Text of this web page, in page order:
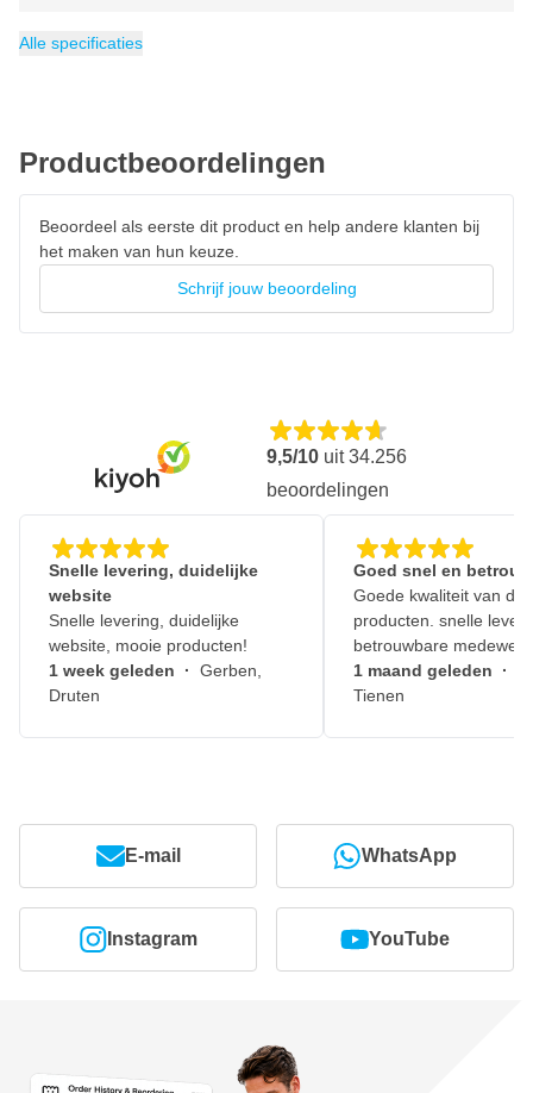
Garantie
Alle specificaties
Productbeoordelingen
Beoordeel als eerste dit product en help andere klanten bij
het maken van hun keuze.
Schrijf jouw beoordeling
9,5/10 uit34.256
beoordelingen
Snelle levering, duidelijke
website
Snelle levering, duidelijke
website, mooie producten!
1 week geleden · Gerben,
Druten
Goed snel en
Goede kwaliteit van de
producten. snelle
betrouwbare
1 maand geleden ·
Tienen
E-mail WhatsApp
Instagram YouTube